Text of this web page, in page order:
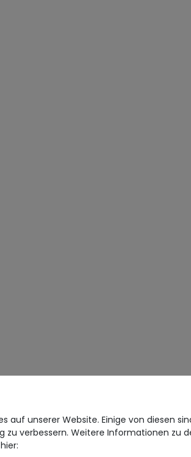
auf unserer Website. Einige von diesen
zu verbessern. Weitere Informationen zu